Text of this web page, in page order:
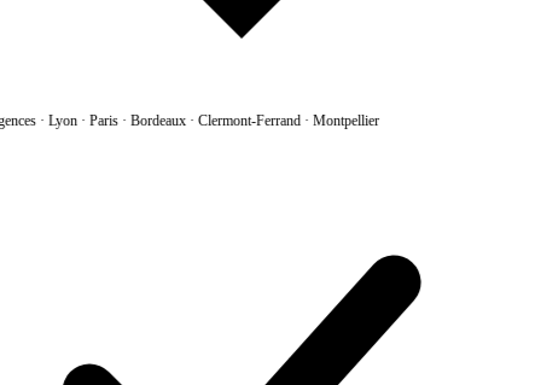
· Lyon · Paris · Bordeaux · Clermont-Ferrand · Montpellier